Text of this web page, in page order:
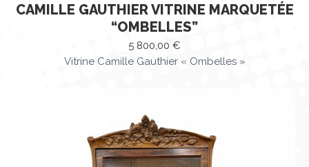
CAMILLE GAUTHIER VITRINE MARQUETÉE
“OMBELLES”
5 800,00 €
Vitrine Camille Gauthier « Ombelles »